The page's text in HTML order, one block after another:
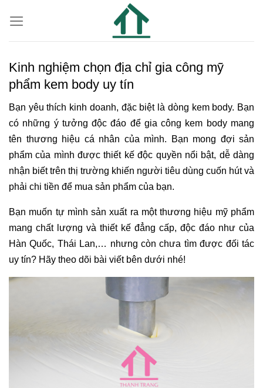
Kinh nghiệm chọn địa chỉ gia công mỹ
phẩm kem body uy tín
Bạn yêu thích kinh doanh, đặc biệt là dòng kem body. Bạn
có những ý tưởng độc đáo để gia công kem body mang
tên thương hiệu cá nhân của mình. Bạn mong đợi sản
phẩm của mình được thiết kế độc quyền nổi bật, dễ dàng
nhận biết trên thị trường khiến người tiêu dùng cuốn hút và
phải chi tiền để mua sản phẩm của bạn.
Bạn muốn tự mình sản xuất ra một thương hiệu mỹ phẩm
mang chất lượng và thiết kế đẳng cấp, độc đáo như của
Hàn Quốc, Thái Lan,… nhưng còn chưa tìm được đối tác
uy tín? Hãy theo dõi bài viết bên dưới nhé!